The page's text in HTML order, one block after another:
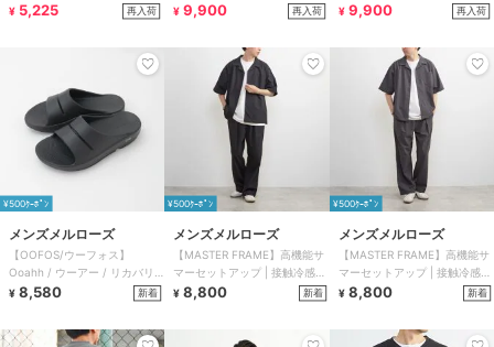
¥ 5,225 再入荷
¥ 9,900 再入荷
¥ 9,900 再入荷
¥500ｸｰﾎﾟﾝ
メンズメルローズ
【OOFOS/ウーフォス】
Ooahh / ウーアー / リカバリ
ーサンダル
¥ 8,580 新着
¥500ｸｰﾎﾟﾝ
メンズメルローズ
【MASTER FRAME】高機能サ
マーセットアップ | 接触冷感
吸水速乾 UVカット
¥ 8,800 新着
¥500ｸｰﾎﾟﾝ
メンズメルローズ
【MASTER FRAME】高機能サ
マーセットアップ | 接触冷感
吸水速乾 UVカット
¥ 8,800 新着